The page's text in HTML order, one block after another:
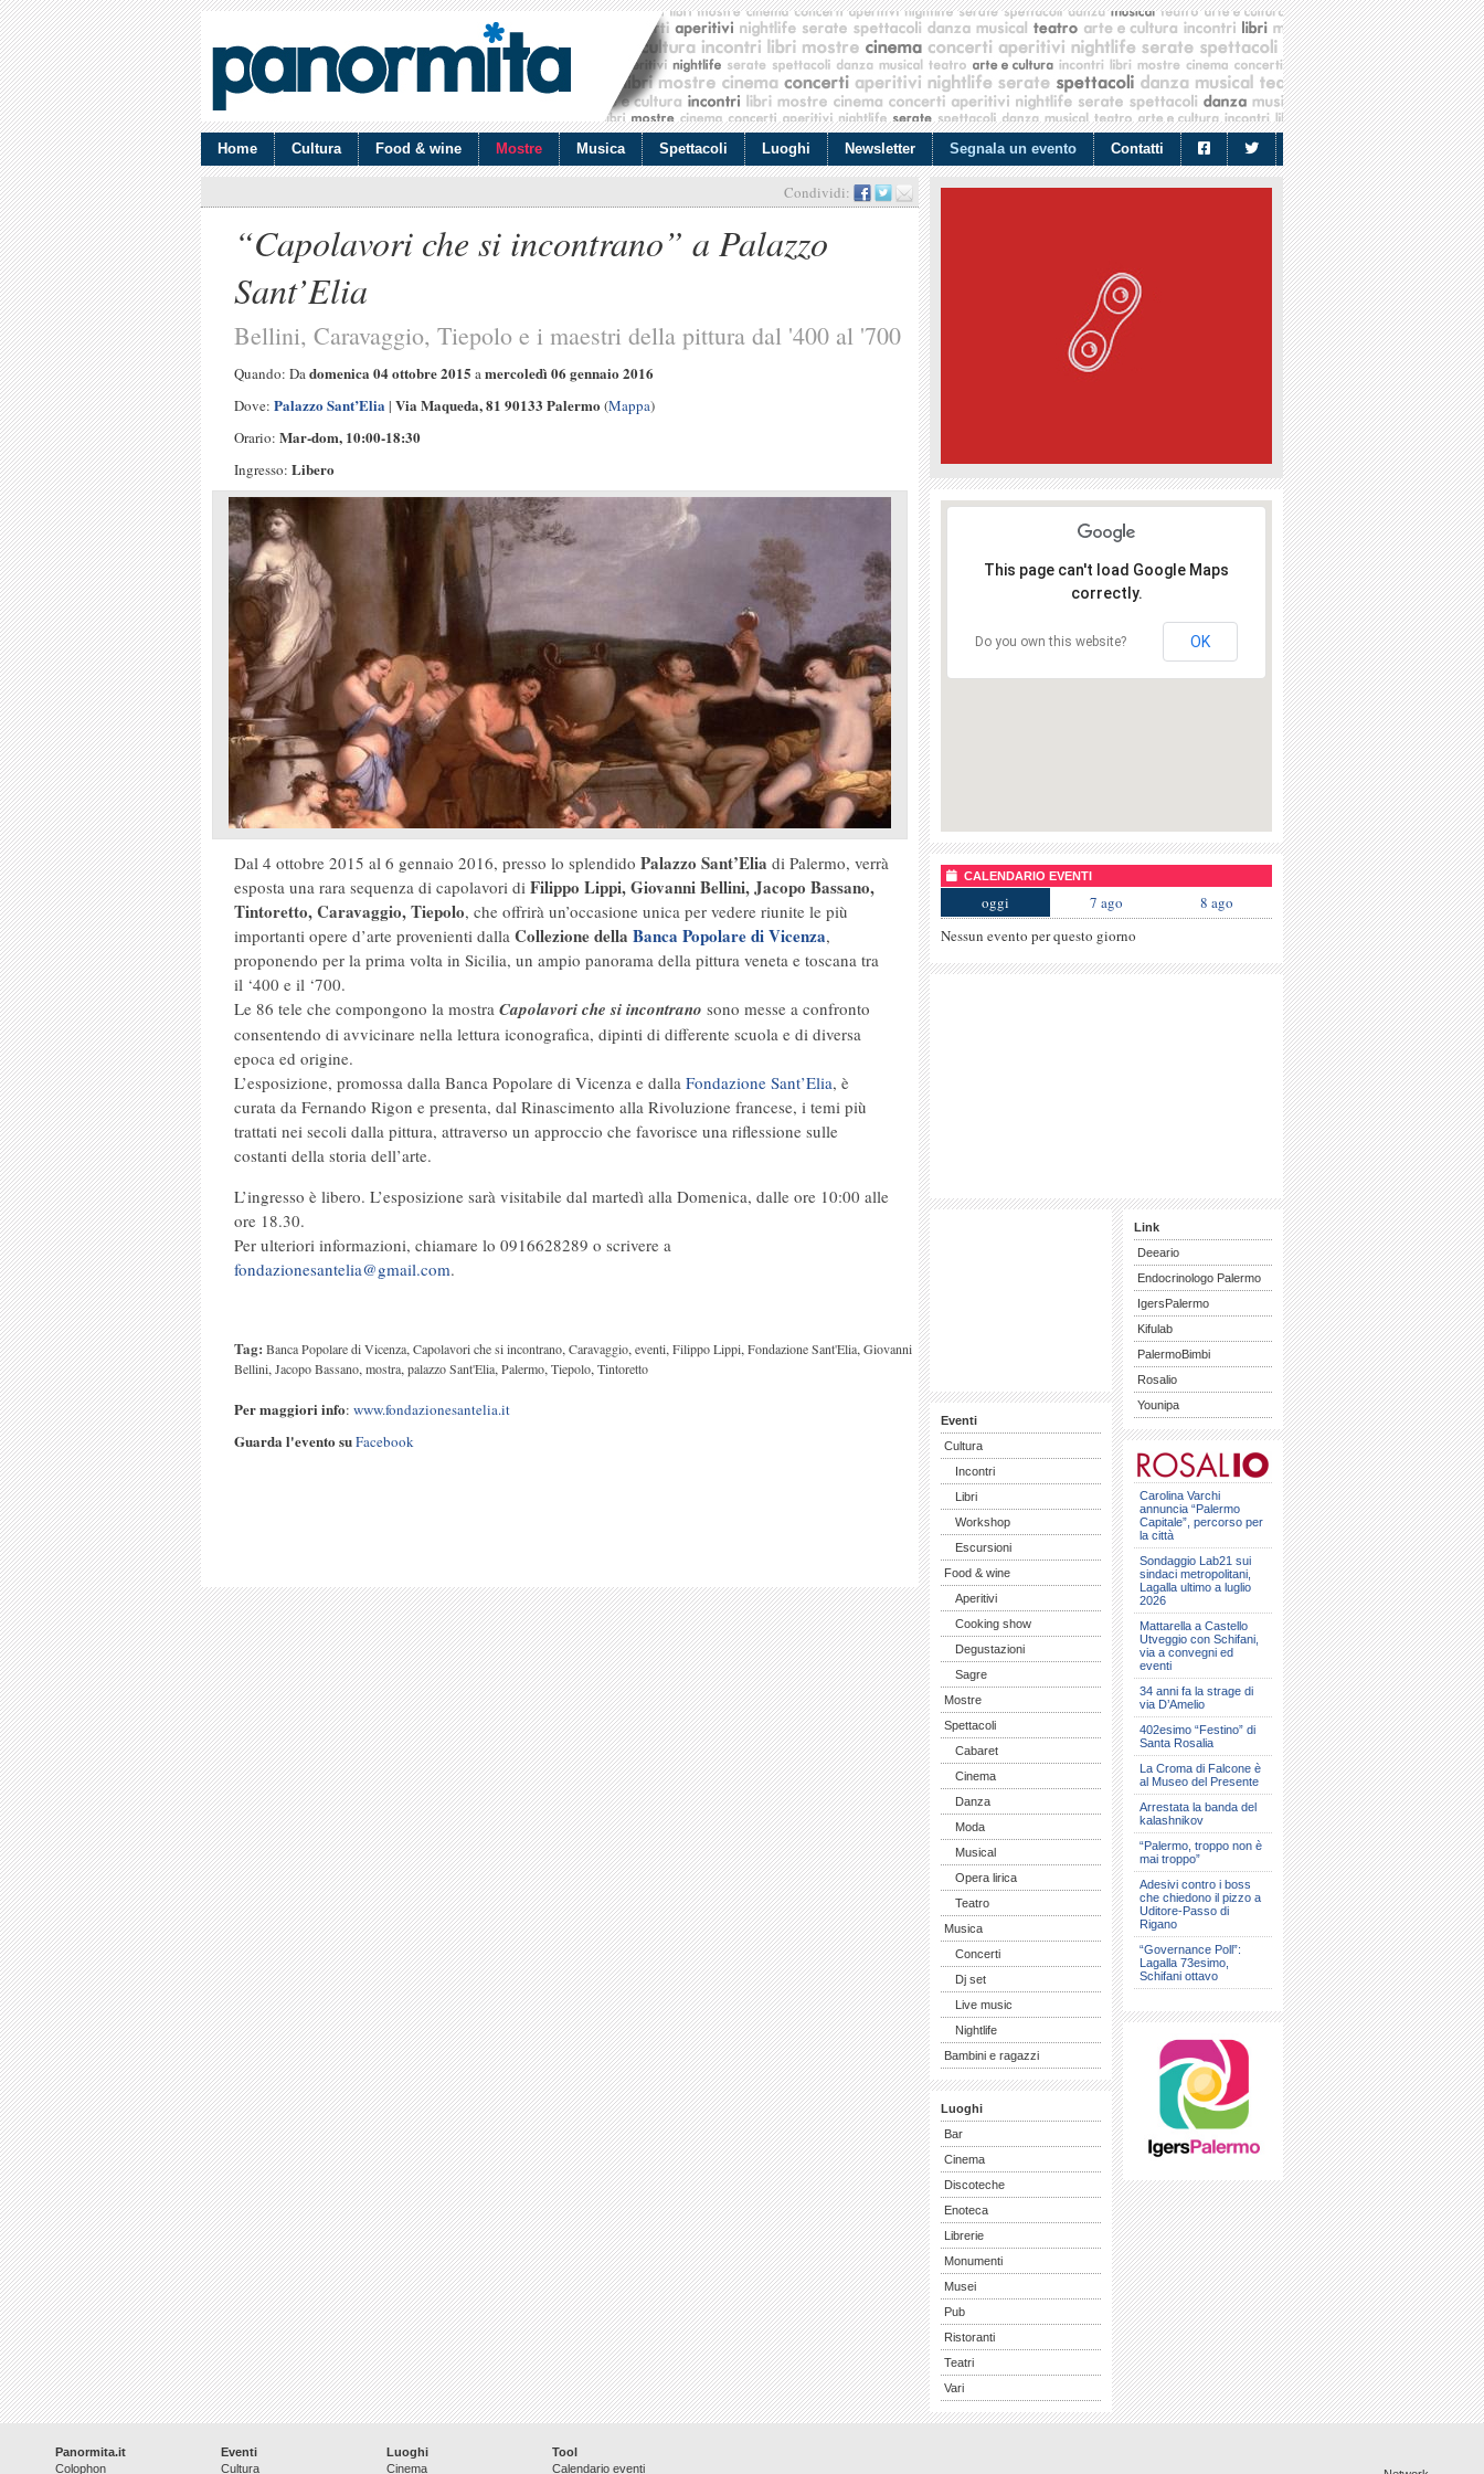
Home Cultura Food & wine Mostre Musica Spettacoli Luoghi Newsletter Segnala un evento Contatti
Condividi:
“Capolavori che si incontrano” a Palazzo
Sant’Elia
Bellini, Caravaggio, Tiepolo e i maestri della pittura dal '400 al '700
Quando: Dadomenica 04 ottobre 2015 amercoledì 06 gennaio 2016
Dove: Palazzo Sant’Elia | Via Maqueda, 81 90133 Palermo (Mappa)
Orario: Mar-dom, 10:00-18:30
Ingresso: Libero
Dal 4 ottobre 2015 al 6 gennaio 2016, presso lo splendido Palazzo Sant’Elia di Palermo, verrà
esposta una rara sequenza di capolavori di Filippo Lippi, Giovanni Bellini, Jacopo Bassano,
Tintoretto, Caravaggio, Tiepolo, che offrirà un’occasione unica per vedere riunite le più
importanti opere d’arte provenienti dalla Collezione della Banca Popolare di Vicenza,
proponendo per la prima volta in Sicilia, un ampio panorama della pittura veneta e toscana tra
il ‘400 e il ‘700.
Le 86 tele che compongono la mostra Capolavori che si incontrano sono messe a confronto
consentendo di avvicinare nella lettura iconografica, dipinti di differente scuola e di diversa
epoca ed origine.
L’esposizione, promossa dalla Banca Popolare di Vicenza e dalla Fondazione Sant’Elia, è
curata da Fernando Rigon e presenta, dal Rinascimento alla Rivoluzione francese, i temi più
trattati nei secoli dalla pittura, attraverso un approccio che favorisce una riflessione sulle
costanti della storia dell’arte.
L’ingresso è libero. L’esposizione sarà visitabile dal martedì alla Domenica, dalle ore 10:00 alle
ore 18.30.
Per ulteriori informazioni, chiamare lo 0916628289 o scrivere a
fondazionesantelia@gmail.com.
Tag: Banca Popolare di Vicenza,Capolavori che si incontrano,Caravaggio,eventi,Filippo Lippi,Fondazione Sant'Elia,Giovanni
Bellini,Jacopo Bassano,mostra,palazzo Sant'Elia,Palermo,Tiepolo,Tintoretto
Per maggiori info: www.fondazionesantelia.it
Guarda l'evento suFacebook
This page can't load Google Maps
correctly.
Do you own this website? OK
CALENDARIO EVENTI
oggi 7 ago
8 ago
Nessun evento per questo giorno
Eventi
Cultura
Incontri
Libri
Workshop
Escursioni
Food & wine
Aperitivi
Cooking show
Degustazioni
Sagre
Mostre
Spettacoli
Cabaret
Cinema
Danza
Moda
Musical
Opera lirica
Teatro
Musica
Concerti
Dj set
Live music
Nightlife
Bambini e ragazzi
Luoghi
Bar
Cinema
Discoteche
Enoteca
Librerie
Monumenti
Musei
Pub
Ristoranti
Teatri
Vari
Link
Deeario
Endocrinologo Palermo
IgersPalermo
Kifulab
PalermoBimbi
Rosalio
Younipa
Carolina Varchi
annuncia “Palermo
Capitale”, percorso per
la città
Sondaggio Lab21 sui
sindaci metropolitani,
Lagalla ultimo a luglio
2026
Mattarella a Castello
Utveggio con Schifani,
via a convegni ed
eventi
34 anni fa la strage di
via D’Amelio
402esimo “Festino” di
Santa Rosalia
La Croma di Falcone è
al Museo del Presente
Arrestata la banda del
kalashnikov
“Palermo, troppo non è
mai troppo”
Adesivi contro i boss
che chiedono il pizzo a
Uditore-Passo di
Rigano
“Governance Poll”:
Lagalla 73esimo,
Schifani ottavo
Panormita.it
Colophon
Eventi
Cultura
Luoghi
Cinema
Tool
Calendario eventi